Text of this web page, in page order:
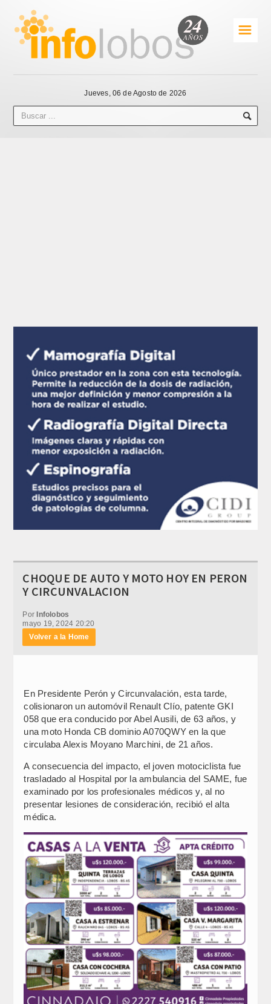
☰
Jueves, 06 de Agosto de 2026
CHOQUE DE AUTO Y MOTO HOY EN PERON
Y CIRCUNVALACION
PorInfolobos
mayo 19, 2024 20:20
Volver a la Home
En Presidente Perón y Circunvalación, esta tarde,
colisionaron un automóvil Renault Clío, patente GKI
058 que era conducido por Abel Ausili, de 63 años, y
una moto Honda CB dominio A070QWY en la que
circulaba Alexis Moyano Marchini, de 21 años.
A consecuencia del impacto, el joven motociclista fue
trasladado al Hospital por la ambulancia del SAME, fue
examinado por los profesionales médicos y, al no
presentar lesiones de consideración, recibió el alta
médica.